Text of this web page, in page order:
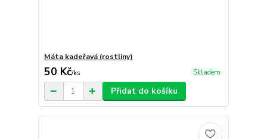
Máta kadeřavá (rostliny)
50 Kč/ks Skladem
Přidat do košíku